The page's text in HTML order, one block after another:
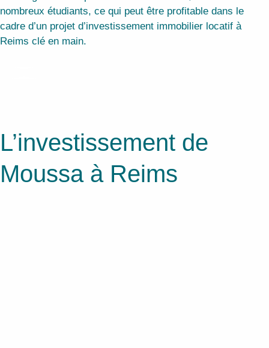
nombreux étudiants, ce qui peut être profitable dans le
cadre d’un projet d’investissement immobilier locatif à
Reims clé en main.
L’investissement de
Moussa à Reims